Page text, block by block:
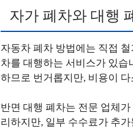
자가 폐차와 대행
자동차 폐차 방법에는 직접
차를 대행하는 서비스가 있
하므로 번거롭지만, 비용이
반면 대행 폐차는 전문 업체
리하지만, 일부 수수료가 추